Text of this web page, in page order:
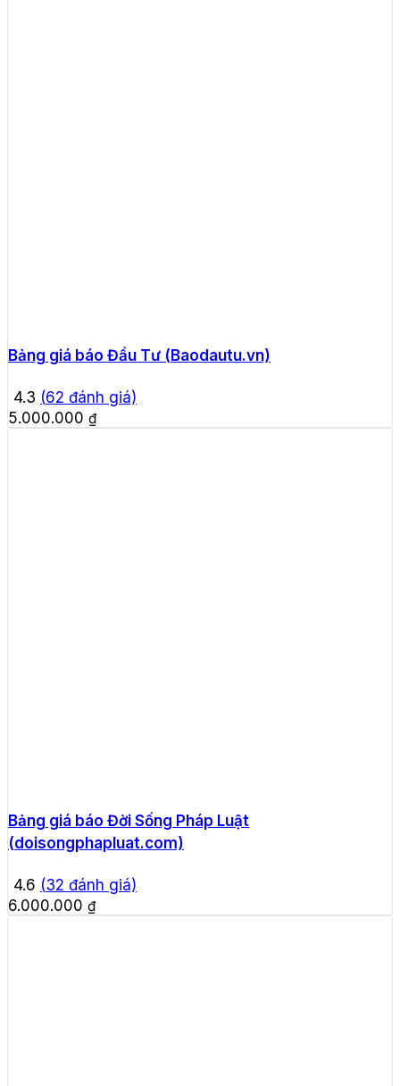
Bảng giá báo Đầu Tư (Baodautu.vn)
4.3 (62 đánh giá)
5.000.000 ₫
Bảng giá báo Đời Sống Pháp Luật
(doisongphapluat.com)
4.6 (32 đánh giá)
6.000.000 ₫